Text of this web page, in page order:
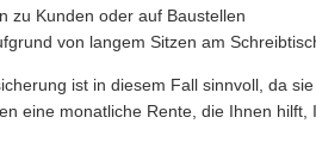
zu Kunden oder auf Baustellen
von langem Sitzen am
ist in diesem Fall sinnvoll, da
eine monatliche Rente, die Ihnen